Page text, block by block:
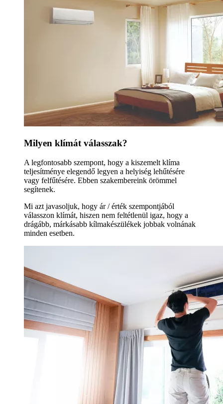
Milyen klímát válasszak?
A legfontosabb szempont, hogy a kiszemelt klíma
teljesítménye elegendő legyen a helyiség lehűtésére
vagy felfűtésére. Ebben szakembereink örömmel
segítenek.
Mi azt javasoljuk, hogy ár / érték szempontjából
válasszon klímát, hiszen nem feltétlenül igaz, hogy a
drágább, márkásabb kílmakészülékek jobbak volnának
minden esetben.